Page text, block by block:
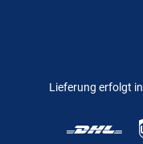
Lieferung erfolgt